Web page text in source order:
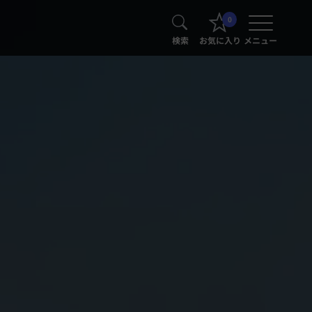
検索
0
お気に入り メニュー